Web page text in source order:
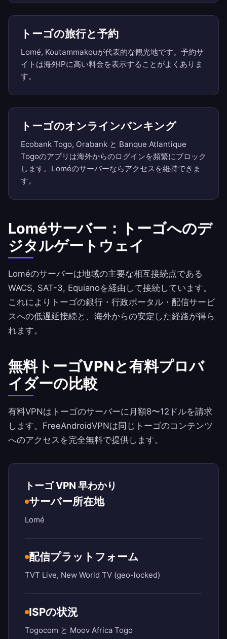
トーゴの旅行と予約
Lomé, Koutammakouが代表的な観光地です。予約サ
イトは海外IPに高い料金を表示することがよくありま
す。
トーゴのオンラインバンキング
Ecobank Togo, Orabank と Banque Atlantique
Togoのアプリは海外からのログインを頻繁にブロック
します。Loméのサーバーならアクセスを維持できま
す。
Loméサーバー：トーゴへのデ
ジタルゲートウェイ
Loméのサーバーは地域の主要な相互接続点である
WACS, SAT-3, Equianoを経由して接続しています。
これによりトーゴの銀行・行政ポータル・配信サービ
スへの低遅延接続と、海外からの安定した経路が得ら
れます。
無料トーゴVPNと有料プロバ
イダーの比較
有料VPNはトーゴのサーバーに月額8〜12ドルを請求
します。 FreeAndroidVPNは同じトーゴのコンテンツ
へのアクセスを完全無料で提供します。
トーゴ VPN 早わかり
サーバー所在地
Lomé
配信プラットフォーム
TVT Live, New World TV (geo-locked)
ISPの状況
Togocom と Moov Africa Togo